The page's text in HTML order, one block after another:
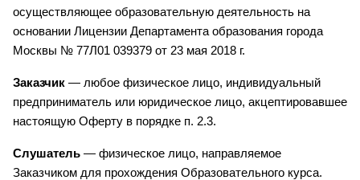
осуществляющее образовательную деятельность на
основании Лицензии Департамента образования города
Москвы № 77Л01 039379 от 23 мая 2018 г.
Заказчик — любое физическое лицо, индивидуальный
предприниматель или юридическое лицо, акцептировавшее
настоящую Оферту в порядке п. 2.3.
Слушатель — физическое лицо, направляемое
Заказчиком для прохождения Образовательного курса.